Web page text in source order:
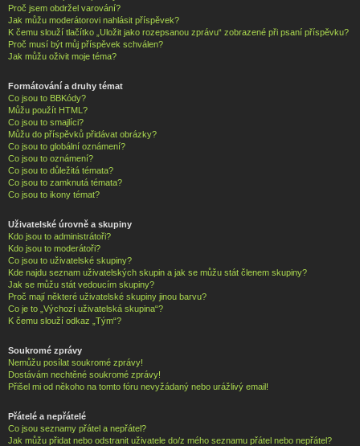
Proč jsem obdržel varování?
Jak můžu moderátorovi nahlásit příspěvek?
K čemu slouží tlačítko „Uložit jako rozepsanou zprávu“ zobrazené při psaní příspěvku?
Proč musí být můj příspěvek schválen?
Jak můžu oživit moje téma?
Formátování a druhy témat
Co jsou to BBKódy?
Můžu použít HTML?
Co jsou to smajlíci?
Můžu do příspěvků přidávat obrázky?
Co jsou to globální oznámení?
Co jsou to oznámení?
Co jsou to důležitá témata?
Co jsou to zamknutá témata?
Co jsou to ikony témat?
Uživatelské úrovně a skupiny
Kdo jsou to administrátoři?
Kdo jsou to moderátoři?
Co jsou to uživatelské skupiny?
Kde najdu seznam uživatelských skupin a jak se můžu stát členem skupiny?
Jak se můžu stát vedoucím skupiny?
Proč mají některé uživatelské skupiny jinou barvu?
Co je to „Výchozí uživatelská skupina“?
K čemu slouží odkaz „Tým“?
Soukromé zprávy
Nemůžu posílat soukromé zprávy!
Dostávám nechtěné soukromé zprávy!
Přišel mi od někoho na tomto fóru nevyžádaný nebo urážlivý email!
Přátelé a nepřátelé
Co jsou seznamy přátel a nepřátel?
Jak můžu přidat nebo odstranit uživatele do/z mého seznamu přátel nebo nepřátel?